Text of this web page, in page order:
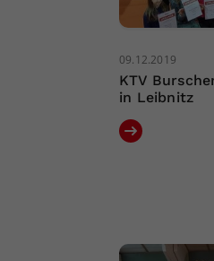
09.12.2019
KTV
in Leibnitz